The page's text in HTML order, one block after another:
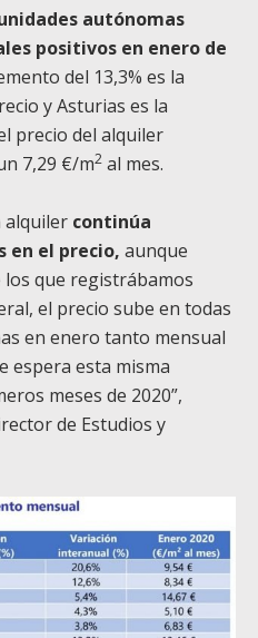
autónomas
positivos en enero de
del 13,3% es la
y Asturias es la
precio del alquiler
7,29 €/m2 al mes.
alquiler continúa
en el precio, aunque
los que registrábamos
el precio sube en todas
en enero tanto mensual
espera esta misma
meses de 2020”,
de Estudios y